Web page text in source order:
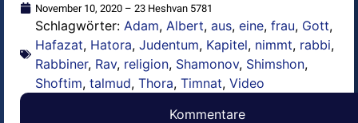
November 10, 2020 – 23 Heshvan 5781
Schlagwörter: Adam, Albert, aus, eine, frau, Gott,
Hafazat, Hatora, Judentum, Kapitel, nimmt, rabbi,
Rabbiner, Rav, religion, Shamonov, Shimshon,
Shoftim, talmud, Thora, Timnat, Video
Kommentare